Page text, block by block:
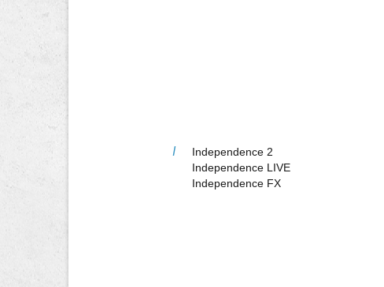
I
Independence 2
Independence LIVE
Independence FX